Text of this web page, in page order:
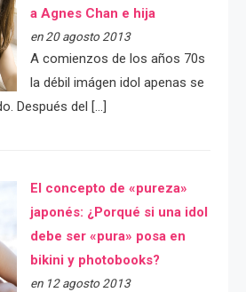
a Agnes Chan e hija
en 20 agosto 2013
A comienzos de los años 70s
la débil imágen idol apenas se
Después del […]
El concepto de «pureza»
japonés: ¿Porqué si una idol
debe ser «pura» posa en
bikini y photobooks?
en 12 agosto 2013